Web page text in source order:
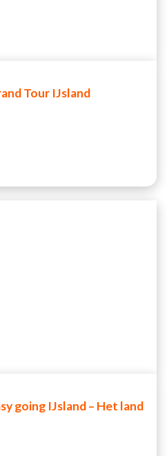
Tour IJsland
going IJsland – Het land